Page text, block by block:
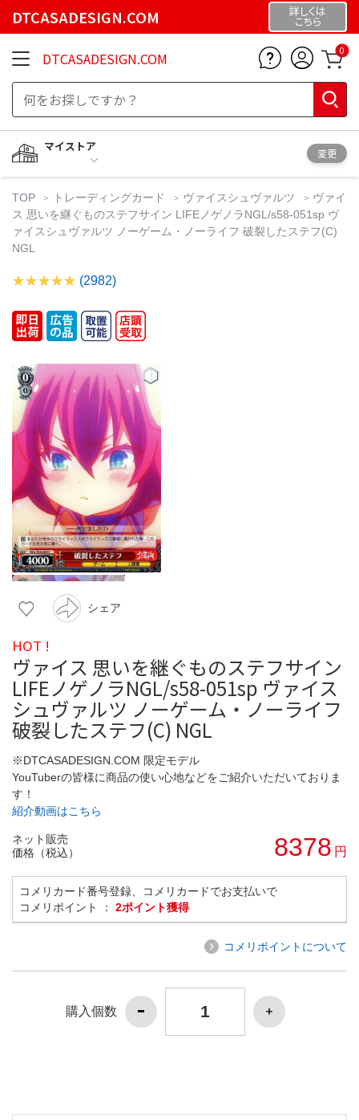
DTCASADESIGN.COM 詳しくは
こちら
DTCASADESIGN.COM 0
マイストア
変更
TOP トレーディングカード ヴァイスシュヴァルツ
ヴァイ
ス 思いを継ぐものステフサイン LIFEノゲノラNGL/s58-051sp ヴ
ァイスシュヴァルツ ノーゲーム・ノーライフ 破裂したステフ(C)
NGL
(2982)
シェア
HOT !
ヴァイス 思いを継ぐものステフサイン
LIFEノゲノラNGL/s58-051sp ヴァイス
シュヴァルツ ノーゲーム・ノーライフ
破裂したステフ(C) NGL
※DTCASADESIGN.COM 限定モデル
YouTuberの皆様に商品の使い心地などをご紹介いただいておりま
す！
紹介動画はこちら
ネット販売
価格（税込）
8378 円
コメリカード番号登録、コメリカードでお支払いで
コメリポイント ： 2ポイント獲得
コメリポイントについて
購入個数